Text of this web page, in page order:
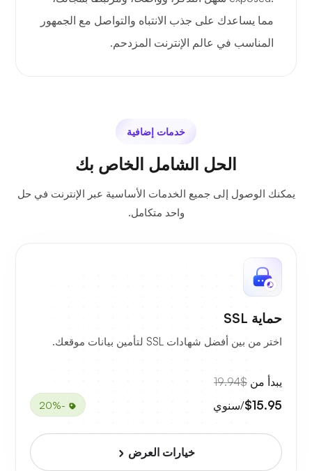
مما يساعدك على جذب الانتباه والتواصل مع الجمهور
المناسب في عالم الإنترنت المزدحم.
خدمات إضافية
الحل الشامل الخاص بك
يمكنك الوصول إلى جميع الخدمات الأساسية عبر الإنترنت في حل
واحد متكامل.
حماية SSL
اختر من بين أفضل شهادات SSL لتأمين بيانات موقعك.
يبدأ من $19.94
$15.95/سنوي -20%
خيارات العرض